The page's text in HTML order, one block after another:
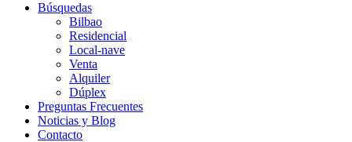
Búsquedas
Bilbao
Residencial
Local-nave
Venta
Alquiler
Dúplex
Preguntas Frecuentes
Noticias y Blog
Contacto